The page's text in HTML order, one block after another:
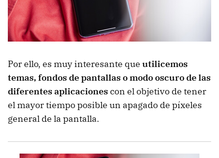
Por ello, es muy interesante que utilicemos
temas, fondos de pantallas o modo oscuro de las
diferentes aplicacionescon el objetivo de tener
el mayor tiempo posible un apagado de píxeles
general de la pantalla.